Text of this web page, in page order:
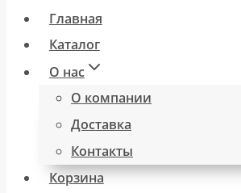
Главная
Каталог
О нас
О компании
Доставка
Контакты
Корзина